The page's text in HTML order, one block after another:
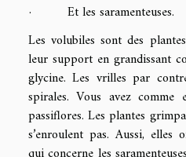
· Et les saramenteuses.
Les volubiles sont des
leur support en grandissant
glycine. Les vrilles par
spirales. Vous avez comme
passiflores. Les plantes
s’enroulent pas. Aussi, elles